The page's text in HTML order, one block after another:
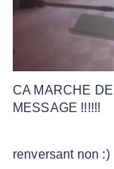
CA MARCHE
MESSAGE !!!!!!
renversant non :)